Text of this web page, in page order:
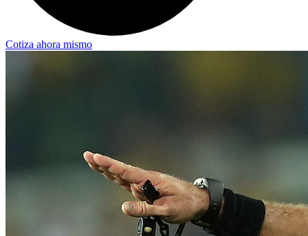
Cotiza ahora mismo